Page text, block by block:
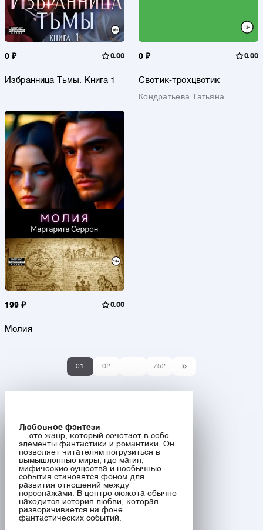
0 ₽ 0.00
Избранница Тьмы. Книга 1
0 ₽ 0.00
Светик-трехцветик
Кондратьева Татьяна
199 ₽ 0.00
Молия
01 02 ... 752
Любовное фэнтези
— это жанр, который сочетает в себе
элементы фантастики и романтики. Он
позволяет читателям погрузиться в
вымышленные миры, где магия,
мифические существа и необычные
события становятся фоном для
развития отношений между
персонажами. В центре сюжета обычно
находится история любви, которая
разворачивается на фоне
фантастических событий.